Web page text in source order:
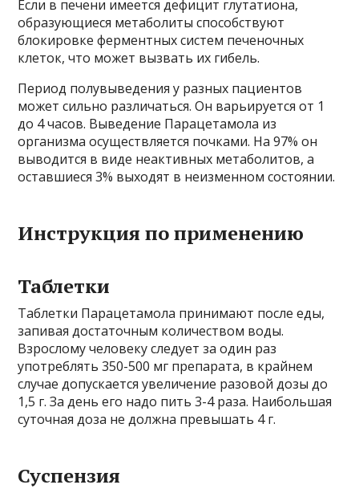
Если в печени имеется дефицит глутатиона,
образующиеся метаболиты способствуют
блокировке ферментных систем печеночных
клеток, что может вызвать их гибель.
Период полувыведения у разных пациентов
может сильно различаться. Он варьируется от 1
до 4 часов. Выведение Парацетамола из
организма осуществляется почками. На 97% он
выводится в виде неактивных метаболитов, а
оставшиеся 3% выходят в неизменном состоянии.
Инструкция по применению
Таблетки
Таблетки Парацетамола принимают после еды,
запивая достаточным количеством воды.
Взрослому человеку следует за один раз
употреблять 350-500 мг препарата, в крайнем
случае допускается увеличение разовой дозы до
1,5 г. За день его надо пить 3-4 раза. Наибольшая
суточная доза не должна превышать 4 г.
Суспензия